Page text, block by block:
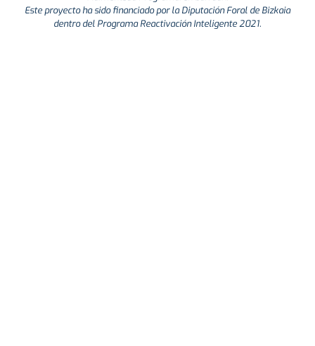
Este proyecto ha sido financiado por la Diputación Foral de Bizkaia
dentro del Programa Reactivación Inteligente 2021.